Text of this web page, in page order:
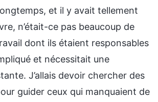
et il y avait tellement
n’était-ce pas beaucoup de
dont ils étaient responsables
et nécessitait une
J’allais devoir chercher des
guider ceux qui manquaient de